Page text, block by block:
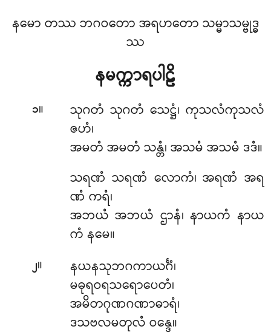
နမော တဿ ဘဂဝတော အရဟတော သမ္မာသမ္ဗုဒ္ဓ
ဿ
နမက္ကာရပါဠိ
၁။ သုဂတံ သုဂတံ သေဋ္ဌံ၊ ကုသလံကုသလံ
ဇဟံ၊
အမတံ အမတံ သန္တံ၊ အသမံ အသမံ ဒဒံ။
သရဏံ သရဏံ လောကံ၊ အရဏံ အရ
ဏံ ကရံ၊
အဘယံ အဘယံ ဌာနံ၊ နာယကံ နာယ
ကံ နမေ။
၂။
နယနသုဘဂကာယင်္ဂံ၊
မဓုရဝရသရောပေတံ၊
အမိတဂုဏဂဏာဓာရံ၊
ဒသဗလမတုလံ ဝန္ဒေ။